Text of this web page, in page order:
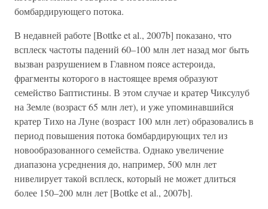
бомбардирующего потока.
В недавней работе [Bottke et al., 2007b] показано, что
всплеск частоты падений 60–100 млн лет назад мог быть
вызван разрушением в Главном поясе астероида,
фрагменты которого в настоящее время образуют
семейство Баптистины. В этом случае и кратер Чиксулуб
на Земле (возраст 65 млн лет), и уже упоминавшийся
кратер Тихо на Луне (возраст 100 млн лет) образовались в
период повышения потока бомбардирующих тел из
новообразованного семейства. Однако увеличение
диапазона усреднения до, например, 500 млн лет
нивелирует такой всплеск, который не может длиться
более 150–200 млн лет [Bottke et al., 2007b].